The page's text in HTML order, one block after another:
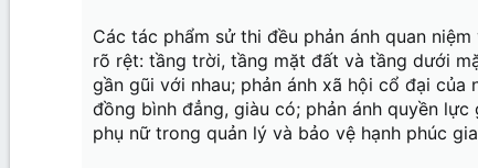
Các tác phẩm sử thi đều phản ánh quan
rõ rệt: tầng trời, tầng mặt đất và tầng dưới
gần gũi với nhau; phản ánh xã hội cổ đại
đồng bình đẳng, giàu có; phản ánh quyền
phụ nữ trong quản lý và bảo vệ hạnh phúc